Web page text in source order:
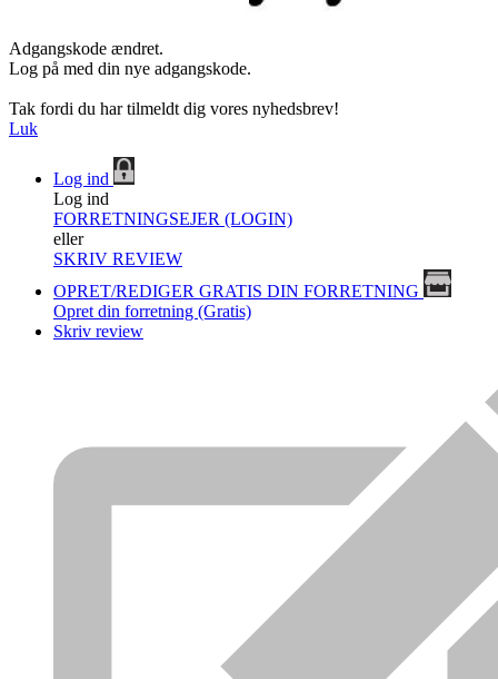
Adgangskode ændret.
Log på med din nye adgangskode.
Tak fordi du har tilmeldt dig vores nyhedsbrev!
Luk
Log ind
Log ind
FORRETNINGSEJER (LOGIN)
eller
SKRIV REVIEW
OPRET/REDIGER GRATIS DIN FORRETNING
Opret din forretning (Gratis)
Skriv review